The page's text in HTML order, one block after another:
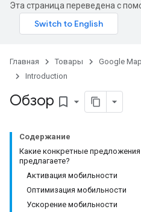
Эта страница переведена с
Главная Товары Google
Introduction
Обзор bookmark_border
Содержание
Какие конкретные
предлагаете?
Активация мобильности
Оптимизация мобильности
Ускорение мобильности